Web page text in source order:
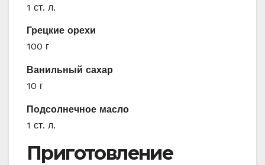
1 ст. л.
Грецкие орехи
100 г
Ванильный сахар
10 г
Подсолнечное масло
1 ст. л.
Приготовление